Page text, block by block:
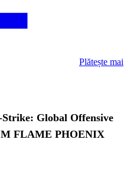
Plătește mai
Global Offensive
FLAME PHOENIX